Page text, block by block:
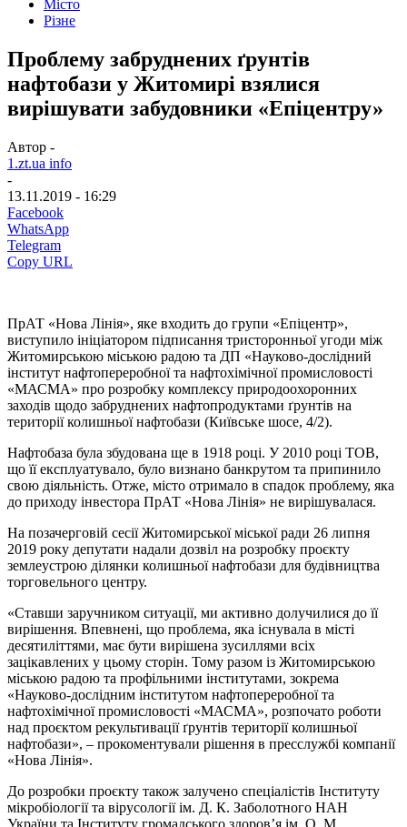
Місто
Різне
Проблему забруднених ґрунтів
нафтобази у Житомирі взялися
вирішувати забудовники «Епіцентру»
Автор -
1.zt.ua info
-
13.11.2019 - 16:29
Facebook
WhatsApp
Telegram
Copy URL
ПрАТ «Нова Лінія», яке входить до групи «Епіцентр»,
виступило ініціатором підписання тристоронньої угоди між
Житомирською міською радою та ДП «Науково-дослідний
інститут нафтопереробної та нафтохімічної промисловості
«МАСМА» про розробку комплексу природоохоронних
заходів щодо забруднених нафтопродуктами ґрунтів на
території колишньої нафтобази (Київське шосе, 4/2).
Нафтобаза була збудована ще в 1918 році. У 2010 році ТОВ,
що її експлуатувало, було визнано банкрутом та припинило
свою діяльність. Отже, місто отримало в спадок проблему, яка
до приходу інвестора ПрАТ «Нова Лінія» не вирішувалася.
На позачерговій сесії Житомирської міської ради 26 липня
2019 року депутати надали дозвіл на розробку проєкту
землеустрою ділянки колишньої нафтобази для будівництва
торговельного центру.
«Ставши заручником ситуації, ми активно долучилися до її
вирішення. Впевнені, що проблема, яка існувала в місті
десятиліттями, має бути вирішена зусиллями всіх
зацікавлених у цьому сторін. Тому разом із Житомирською
міською радою та профільними інститутами, зокрема
«Науково-дослідним інститутом нафтопереробної та
нафтохімічної промисловості «МАСМА», розпочато роботи
над проєктом рекультивації ґрунтів території колишньої
нафтобази», – прокоментували рішення в пресслужбі компанії
«Нова Лінія».
До розробки проєкту також залучено спеціалістів Інституту
мікробіології та вірусології ім. Д. К. Заболотного НАН
України та Інституту громадського здоров’я ім. О. М.